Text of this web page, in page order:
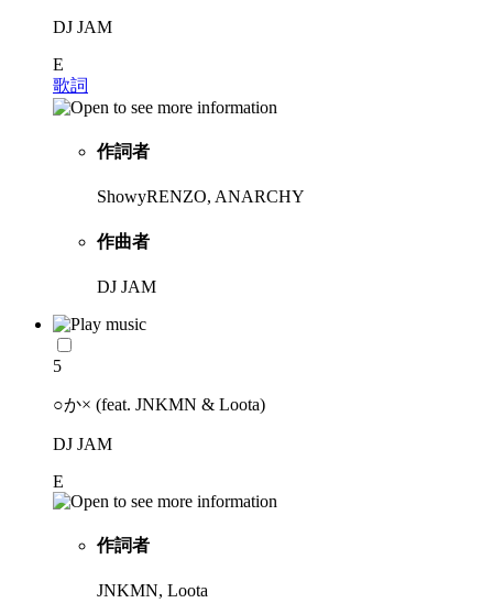
DJ JAM
E
歌詞
作詞者
ShowyRENZO, ANARCHY
作曲者
DJ JAM
5
○か× (feat. JNKMN & Loota)
DJ JAM
E
作詞者
JNKMN, Loota